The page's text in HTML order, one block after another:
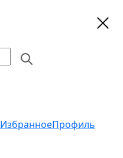
ИзбранноеПрофиль